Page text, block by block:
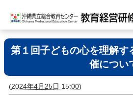
第１回子どもの心を理解す
催につい
(2024年4月25日 15:00)